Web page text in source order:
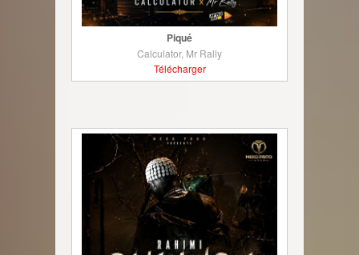
Piqué
Calculator, Mr Rally
Télécharger